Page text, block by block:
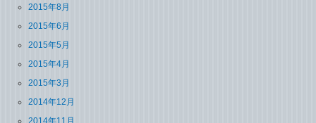
2015年8月
2015年6月
2015年5月
2015年4月
2015年3月
2014年12月
2014年11月